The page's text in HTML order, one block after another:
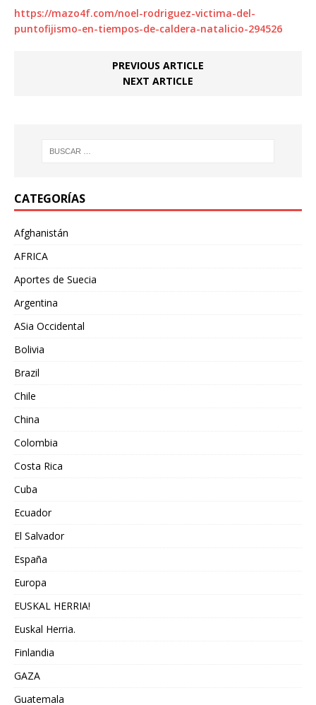
https://mazo4f.com/noel-rodriguez-victima-del-
puntofijismo-en-tiempos-de-caldera-natalicio-294526
PREVIOUS ARTICLE
NEXT ARTICLE
CATEGORÍAS
Afghanistán
AFRICA
Aportes de Suecia
Argentina
ASia Occidental
Bolivia
Brazil
Chile
China
Colombia
Costa Rica
Cuba
Ecuador
El Salvador
España
Europa
EUSKAL HERRIA!
Euskal Herria.
Finlandia
GAZA
Guatemala